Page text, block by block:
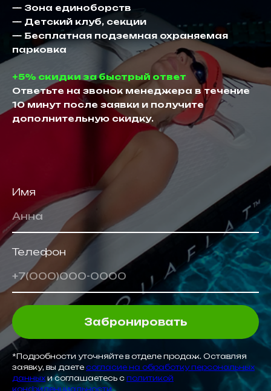
— Зона единоборств
— Детский клуб, секции
— Бесплатная подземная охраняемая
парковка
+5% скидки за быстрый ответ
Ответьте на звонок менеджера в течение
10 минут после заявки и получите
дополнительную скидку.
Имя
Анна
Телефон
+7(000)000-0000
Забронировать
*Подробности уточняйте в отделе продаж. Оставляя
заявку, вы даете согласие на обработку персональных
данных и соглашаетесь с политикой
конфиденциальности